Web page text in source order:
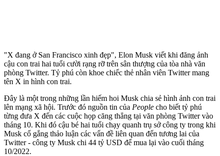
"X đang ở San Francisco xinh đẹp", Elon Musk viết khi đăng ảnh
cậu con trai hai tuổi cười rạng rỡ trên sân thượng của tòa nhà văn
phòng Twitter. Tỷ phú còn khoe chiếc thẻ nhân viên Twitter mang
tên X in hình con trai.
Đây là một trong những lần hiếm hoi Musk chia sẻ hình ảnh con trai
lên mạng xã hội. Trước đó nguồn tin của People cho biết tỷ phú
từng đưa X đến các cuộc họp căng thẳng tại văn phòng Twitter vào
tháng 10. Khi đó cậu bé hai tuổi chạy quanh trụ sở công ty trong khi
Musk cố gắng thảo luận các vấn đề liên quan đến tương lai của
Twitter - công ty Musk chi 44 tỷ USD để mua lại vào cuối tháng
10/2022.